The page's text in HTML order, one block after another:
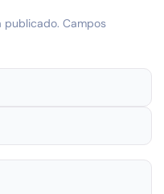
publicado. Campos